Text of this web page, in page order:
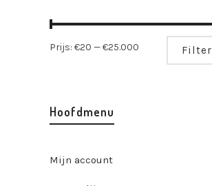
Filter
Prijs: €20 —€25.000
Hoofdmenu
Mijn account